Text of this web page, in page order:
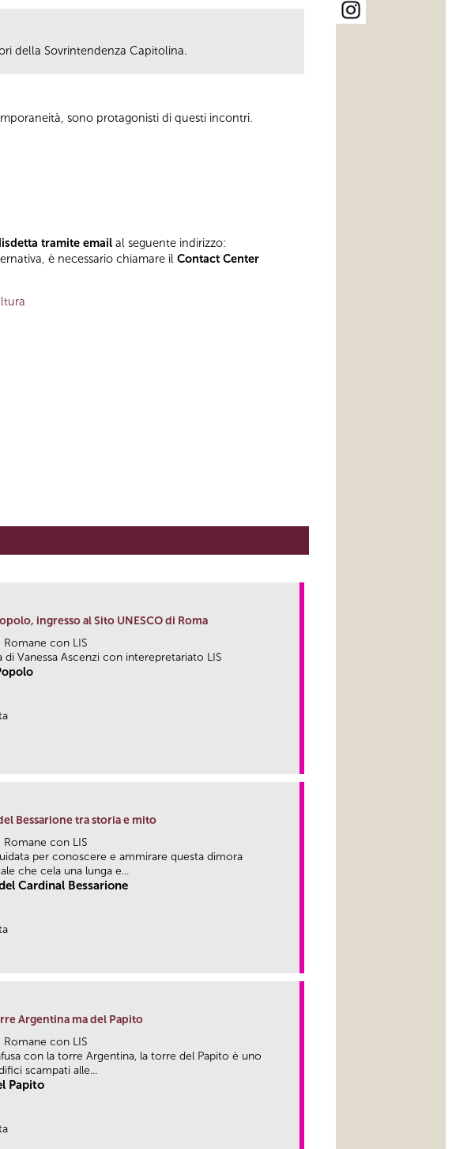
della Sovrintendenza Capitolina.
sono protagonisti di questi incontri.
tramite email al seguente indirizzo:
è necessario chiamare il Contact Center
ingresso al Sito UNESCO di Roma
Romane con LIS
di Vanessa Ascenzi con interepretariato LIS
Bessarione tra storia e mito
Romane con LIS
per conoscere e ammirare questa dimora
che cela una lunga e...
Cardinal Bessarione
Argentina ma del Papito
Romane con LIS
con la torre Argentina, la torre del Papito è uno
scampati alle...
Papito